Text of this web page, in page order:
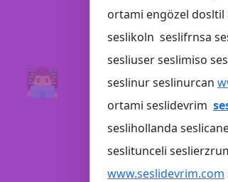
💛
👨‍💻
ortami engözel
seslikoln seslifrnsa
sesliuser seslimiso
seslinur seslinurcan
ortami seslidevrim
seslihollanda
seslitunceli
www.seslidevrim.com